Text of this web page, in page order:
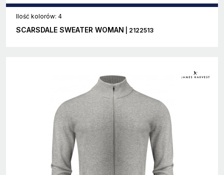
Ilość kolorów: 4
SCARSDALE SWEATER WOMAN | 2122513